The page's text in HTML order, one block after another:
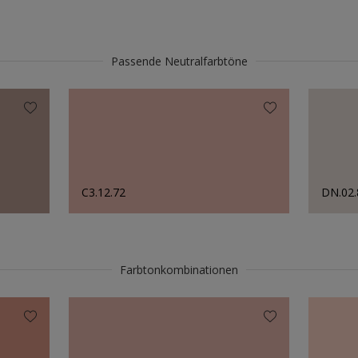
Passende Neutralfarbtöne
C3.12.72
Farbtonkombinationen